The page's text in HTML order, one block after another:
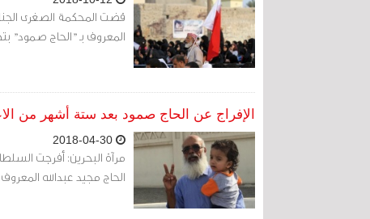
المعروف بـ "الحاج صمود" بتهمة
الإفراج عن الحاج صمود بعد ستة أشهر من
الحاج مجيد عبدالله